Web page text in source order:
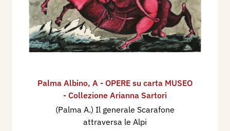
Palma Albino, A - OPERE su carta MUSEO
- Collezione Arianna Sartori
(Palma A.) Il generale Scarafone
attraversa le Alpi